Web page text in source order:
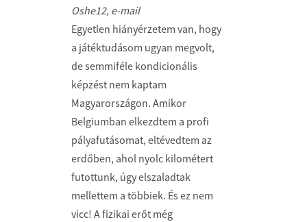
Oshe12, e-mail
Egyetlen hiányérzetem van, hogy
a játéktudásom ugyan megvolt,
de semmiféle kondicionális
képzést nem kaptam
Magyarországon. Amikor
Belgiumban elkezdtem a profi
pályafutásomat, eltévedtem az
erdőben, ahol nyolc kilométert
futottunk, úgy elszaladtak
mellettem a többiek. És ez nem
vicc! A fizikai erőt még